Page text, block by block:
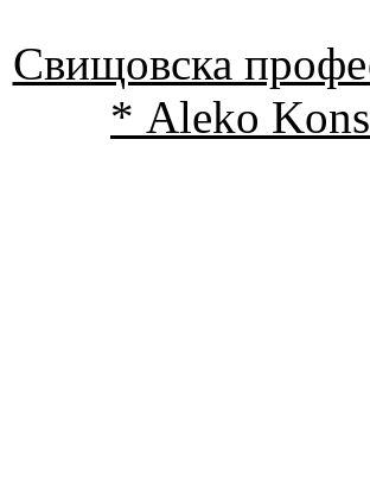
Свищовска
* Aleko